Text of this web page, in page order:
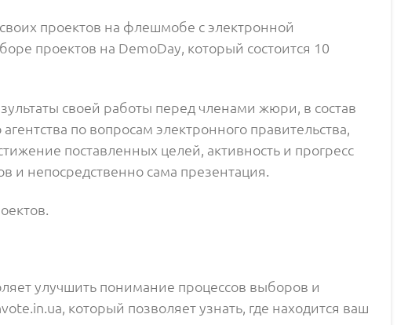
проектов на флешмобе с электронной
проектов на DemoDay, который состоится 10
своей работы перед членами жюри, в состав
по вопросам электронного правительства,
поставленных целей, активность и прогресс
и непосредственно сама презентация.
улучшить понимание процессов выборов и
который позволяет узнать, где находится ваш